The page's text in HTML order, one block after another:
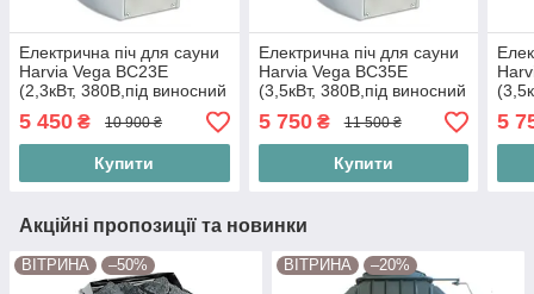
Електрична піч для сауни
Harvia Vega BC23Е
(2,3кВт, 380В,під виносний
пульт- не постачається у
комплекті)
5 450 ₴ 10 900 ₴
Купити
Електрична піч для сауни
Harvia Vega BC35Е
(3,5кВт, 380В,під виносний
пульт- не постачається у
комплекті)
5 750₴ 11 500 ₴
Купити
5
Акційні пропозиції та новинки
ВІТРИНА –50% ВІТРИНА –20%